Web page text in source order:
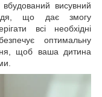
висувний
що дає змогу
всі необхідні
оптимальну
щоб ваша дитина